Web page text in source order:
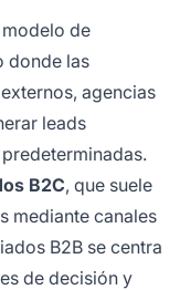
modelo de
donde las
agencias
leads
B2C, que suele
mediante canales
B2B se centra
de decisión y